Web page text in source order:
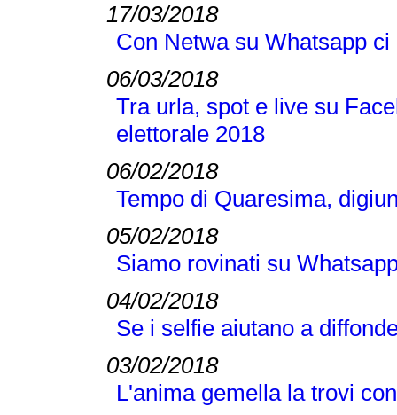
17/03/2018
Con Netwa su Whatsapp
06/03/2018
Tra urla, spot e live su
elettorale 2018
06/02/2018
Tempo di Quaresima,
05/02/2018
Siamo rovinati su
04/02/2018
Se i selfie aiutano a
03/02/2018
L'anima gemella la trovi